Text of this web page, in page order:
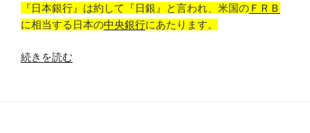
『日本銀行』は約して『日銀』と言われ、米国の ＦＲＢ
に相当する日本の中央銀行にあたります。
“【日
続きを読む